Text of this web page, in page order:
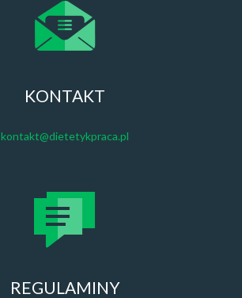
KONTAKT
kontakt@dietetykpraca.pl
REGULAMINY